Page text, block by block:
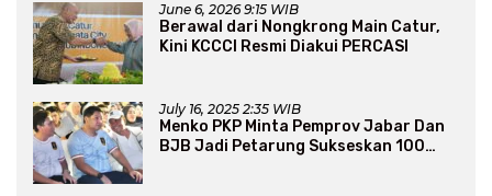
June 6, 2026 9:15 WIB
Berawal dari Nongkrong Main Catur,
Kini KCCCI Resmi Diakui PERCASI
July 16, 2025 2:35 WIB
Menko PKP Minta Pemprov Jabar Dan
BJB Jadi Petarung Sukseskan 100